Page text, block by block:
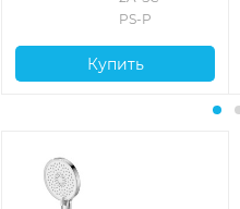
PS-P
Купить